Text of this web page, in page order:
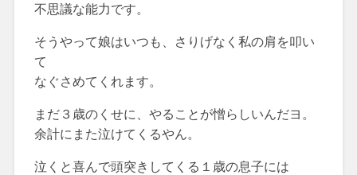
不思議な能力です。
そうやって娘はいつも、さりげなく私の肩を叩い
て
なぐさめてくれます。
まだ３歳のくせに、やることが憎らしいんだヨ。
余計にまた泣けてくるやん。
泣くと喜んで頭突きしてくる１歳の息子には